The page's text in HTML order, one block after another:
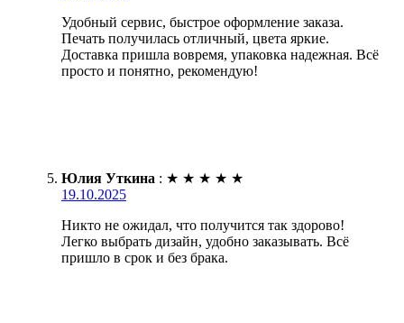
Удобный сервис, быстрое оформление заказа.
Печать получилась отличный, цвета яркие.
Доставка пришла вовремя, упаковка надежная. Всё
просто и понятно, рекомендую!
Юлия Уткина : ★ ★ ★ ★ ★
19.10.2025
Никто не ожидал, что получится так здорово!
Легко выбрать дизайн, удобно заказывать. Всё
пришло в срок и без брака.